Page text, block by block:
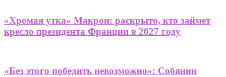
«Хромая утка» Макрон: раскрыто, кто займет
кресло президента Франции в 2027 году
«Без этого победить невозможно»: Собянин